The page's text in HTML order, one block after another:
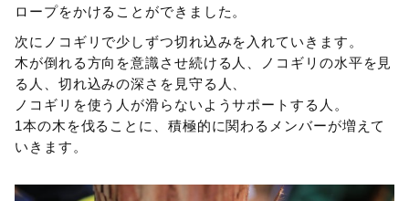
ロープをかけることができました。
次にノコギリで少しずつ切れ込みを入れていきます。
木が倒れる方向を意識させ続ける人、ノコギリの水平を見
る人、切れ込みの深さを見守る人、
ノコギリを使う人が滑らないようサポートする人。
1本の木を伐ることに、積極的に関わるメンバーが増えて
いきます。